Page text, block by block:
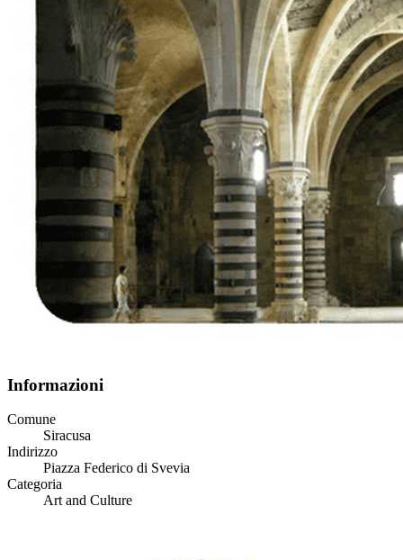
Informazioni
Comune
Siracusa
Indirizzo
Piazza Federico di Svevia
Categoria
Art and Culture